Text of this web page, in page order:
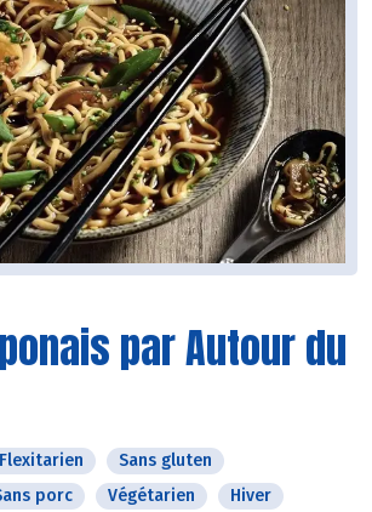
par Autour du
Flexitarien
Sans gluten
porc Végétarien Hiver